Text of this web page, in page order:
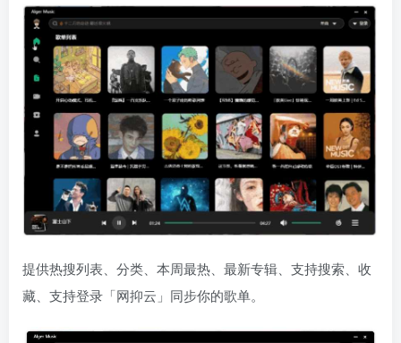
提供热搜列表、分类、本周最热、最新专辑、支持搜索、收
藏、支持登录「网抑云」同步你的歌单。